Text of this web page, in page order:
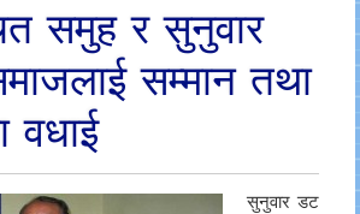
समुह र सुनुवार
समाजलाई सम्मान तथा
वधाई
सुनुवार डट